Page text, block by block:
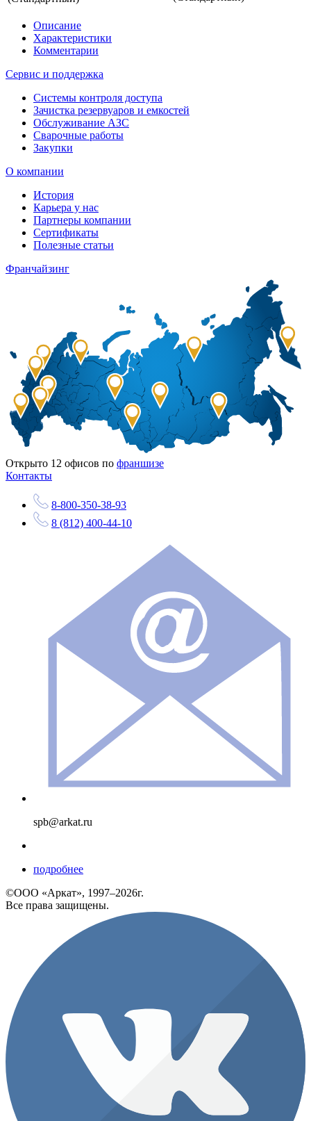
Описание
Характеристики
Комментарии
Сервис и поддержка
Системы контроля доступа
Зачистка резервуаров и емкостей
Обслуживание АЗС
Сварочные работы
Закупки
О компании
История
Карьера у нас
Партнеры компании
Сертификаты
Полезные статьи
Франчайзинг
Открыто 12 офисов по франшизе
Контакты
8-800-350-38-93
8 (812) 400-44-10
spb@arkat.ru
подробнее
©ООО «Аркат», 1997–2026г.
Все права защищены.